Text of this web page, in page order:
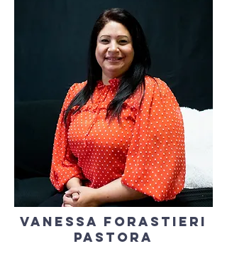
Vanessa Forastieri
pastora